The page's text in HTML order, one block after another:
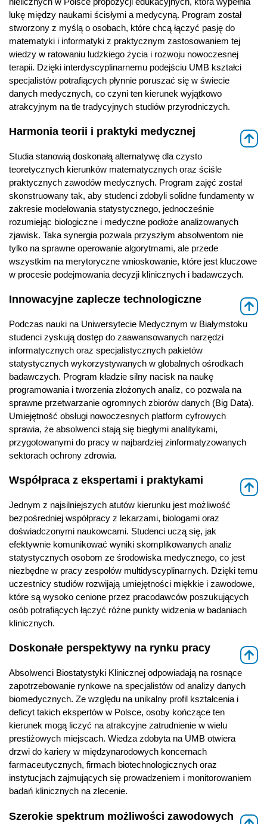
lukę między naukami ścisłymi a medycyną. Program został
stworzony z myślą o osobach, które chcą łączyć pasję do
matematyki i informatyki z praktycznym zastosowaniem tej
wiedzy w ratowaniu ludzkiego życia i rozwoju nowoczesnej
terapii. Dzięki interdyscyplinarnemu podejściu UMB kształci
specjalistów potrafiących płynnie poruszać się w świecie
danych medycznych, co czyni ten kierunek wyjątkowo
atrakcyjnym na tle tradycyjnych studiów przyrodniczych.
Harmonia teorii i praktyki medycznej
Studia stanowią doskonałą alternatywę dla czysto
teoretycznych kierunków matematycznych oraz ściśle
praktycznych zawodów medycznych. Program zajęć został
skonstruowany tak, aby studenci zdobyli solidne fundamenty w
zakresie modelowania statystycznego, jednocześnie
rozumiejąc biologiczne i medyczne podłoże analizowanych
zjawisk. Taka synergia pozwala przyszłym absolwentom nie
tylko na sprawne operowanie algorytmami, ale przede
wszystkim na merytoryczne wnioskowanie, które jest kluczowe
w procesie podejmowania decyzji klinicznych i badawczych.
Innowacyjne zaplecze technologiczne
Podczas nauki na Uniwersytecie Medycznym w Białymstoku
studenci zyskują dostęp do zaawansowanych narzędzi
informatycznych oraz specjalistycznych pakietów
statystycznych wykorzystywanych w globalnych ośrodkach
badawczych. Program kładzie silny nacisk na naukę
programowania i tworzenia złożonych analiz, co pozwala na
sprawne przetwarzanie ogromnych zbiorów danych (Big Data).
Umiejętność obsługi nowoczesnych platform cyfrowych
sprawia, że absolwenci stają się biegłymi analitykami,
przygotowanymi do pracy w najbardziej zinformatyzowanych
sektorach ochrony zdrowia.
Współpraca z ekspertami i praktykami
Jednym z najsilniejszych atutów kierunku jest możliwość
bezpośredniej współpracy z lekarzami, biologami oraz
doświadczonymi naukowcami. Studenci uczą się, jak
efektywnie komunikować wyniki skomplikowanych analiz
statystycznych osobom ze środowiska medycznego, co jest
niezbędne w pracy zespołów multidyscyplinarnych. Dzięki temu
uczestnicy studiów rozwijają umiejętności miękkie i zawodowe,
które są wysoko cenione przez pracodawców poszukujących
osób potrafiących łączyć różne punkty widzenia w badaniach
klinicznych.
Doskonałe perspektywy na rynku pracy
Absolwenci Biostatystyki Klinicznej odpowiadają na rosnące
zapotrzebowanie rynkowe na specjalistów od analizy danych
biomedycznych. Ze względu na unikalny profil kształcenia i
deficyt takich ekspertów w Polsce, osoby kończące ten
kierunek mogą liczyć na atrakcyjne zatrudnienie w wielu
prestiżowych miejscach. Wiedza zdobyta na UMB otwiera
drzwi do kariery w międzynarodowych koncernach
farmaceutycznych, firmach biotechnologicznych oraz
instytucjach zajmujących się prowadzeniem i monitorowaniem
badań klinicznych na zlecenie.
Szerokie spektrum możliwości zawodowych